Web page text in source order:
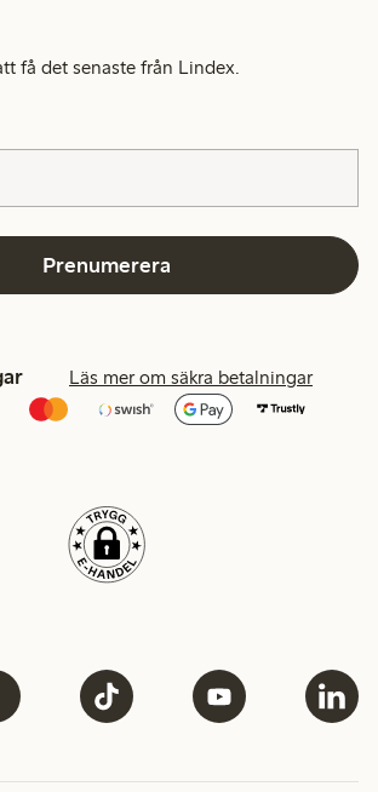
få det senaste från Lindex.
Prenumerera
Läs mer om säkra betalningar